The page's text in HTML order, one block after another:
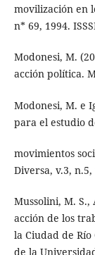
movilización en
n* 69, 1994.
Modonesi, M.
acción política.
Modonesi, M. e
para el estudio
movimientos
Diversa, v.3, n.5,
Mussolini, M. S.,
acción de los
la Ciudad de
de la